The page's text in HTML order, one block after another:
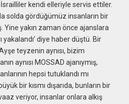
İsrailliler kendi elleriyle servis ettiler.
solda gördüğümüz insanların bir
Yine yakın zaman önce ajanslara
yakalandı’ diye haber düştü. Bir
teyzenin aynısı, bizim
aynısı MOSSAD ajanıymış,
hepsi tutuklandı mı
bir kısmı dışarıda, bunların bir
veriyor, insanlar onlara alkış